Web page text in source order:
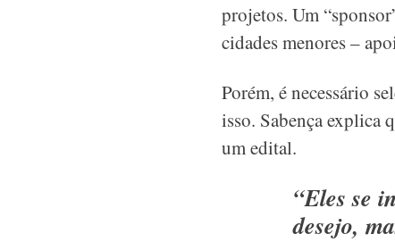
projetos. Um
cidades menores –
Porém, é necessário
isso. Sabença explica
um edital.
“Eles se
desejo,